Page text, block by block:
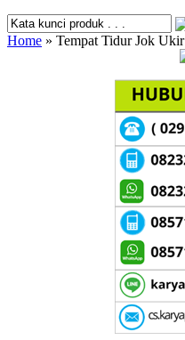
Home » Tempat Tidur Jok Ukir